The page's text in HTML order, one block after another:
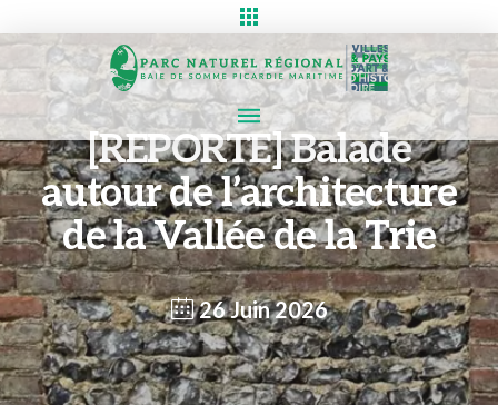
[REPORTE] Balade
autour de l’architecture
de la Vallée de la Trie
26 Juin 2026